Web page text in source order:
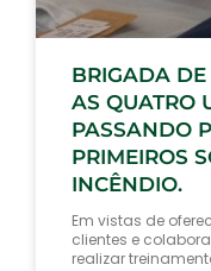
BRIGADA
AS QUATRO
PASSANDO
PRIMEIROS
INCÊNDIO.
Em vistas de
clientes e
realizar